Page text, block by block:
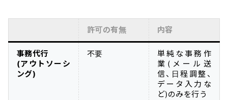
許可の有無 内容
事務代行
(アウトソーシ
ング)
不要
単純な事務作
業(メール送
信、日程調整、
データ入力な
ど)のみを行う